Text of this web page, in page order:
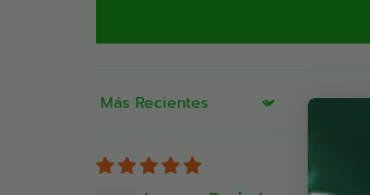
El paso final después del
flores por más tiempo
cliente.
Sort by